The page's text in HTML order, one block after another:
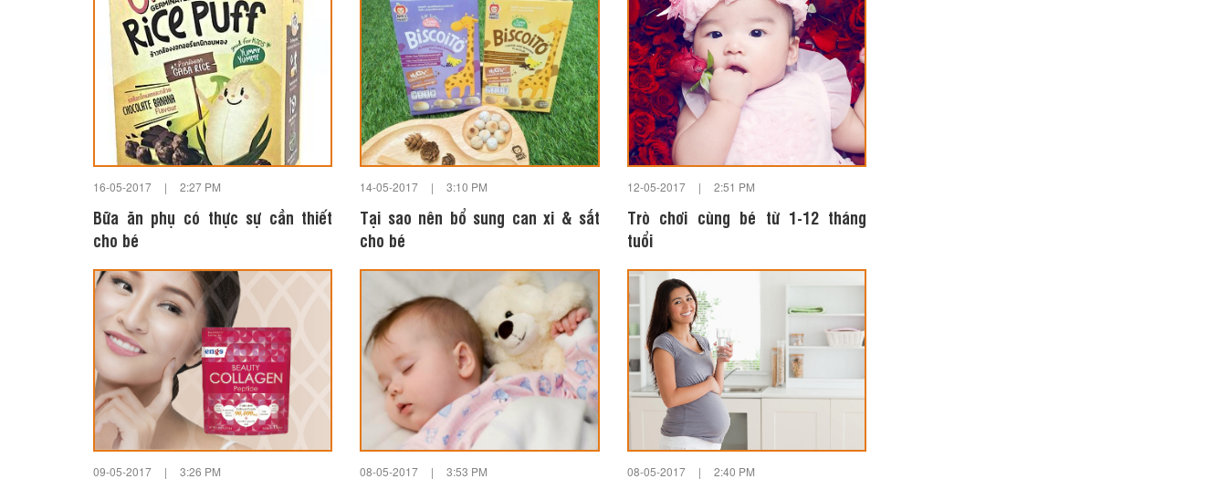
16-05-2017 | 2:27 PM
Bữa ăn phụ có thực sự cần thiết
cho bé
14-05-2017 | 3:10 PM
Tại sao nên bổ sung can xi & sắt
cho bé
12-05-2017 | 2:51 PM
Trò chơi cùng bé từ 1-12 tháng
tuổi
09-05-2017 | 3:26 PM 08-05-2017 | 3:53 PM 08-05-2017 | 2:40 PM